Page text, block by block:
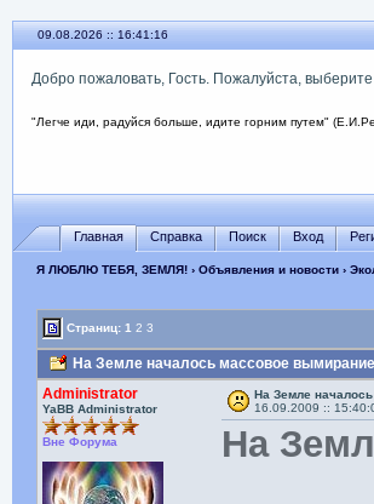
09.08.2026 :: 16:41:17
Добро пожаловать, Гость. Пожалуйста, выберите
"Легче иди, радуйся больше, идите горним путем"
Главная Справка Поиск Вход
Я ЛЮБЛЮ ТЕБЯ, ЗЕМЛЯ!› Объявления и новости›
Страниц:1 2 3
На Земле началось массовое
Administrator
YaBB Administrator
Вне Форума
На Земле
16.09.2009 ::
На